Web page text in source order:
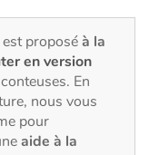
proposéà la
en version
En
nous vous
pour
aide à la